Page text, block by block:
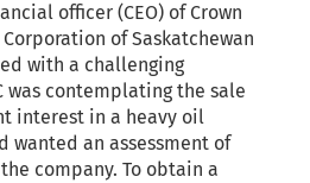
officer (CEO) of Crown
of Saskatchewan
with a challenging
was contemplating the sale
interest in a heavy oil
wanted an assessment of
company. To obtain a